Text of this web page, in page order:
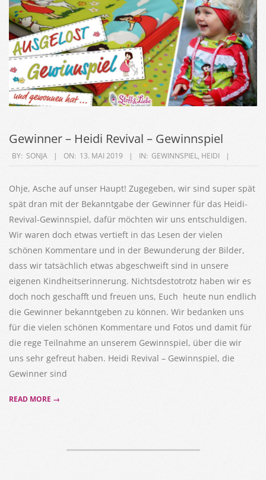
Gewinner – Heidi Revival – Gewinnspiel
2019-
13
BY: SONJA ON: 13. MAI 2019 IN: GEWINNSPIEL, HEIDI
Ohje, Asche auf unser Haupt! Zugegeben, wir sind super spät
spät dran mit der Bekanntgabe der Gewinner für das Heidi-
Revival-Gewinnspiel, dafür möchten wir uns entschuldigen.
Wir waren doch etwas vertieft in das Lesen der vielen
schönen Kommentare und in der Bewunderung der Bilder,
dass wir tatsächlich etwas abgeschweift sind in unsere
eigenen Kindheitserinnerung. Nichtsdestotrotz haben wir es
doch noch geschafft und freuen uns, Euch heute nun endlich
die Gewinner bekanntgeben zu können. Wir bedanken uns
für die vielen schönen Kommentare und Fotos und damit für
die rege Teilnahme an unserem Gewinnspiel, über die wir
uns sehr gefreut haben. Heidi Revival – Gewinnspiel, die
Gewinner sind
READ MORE →